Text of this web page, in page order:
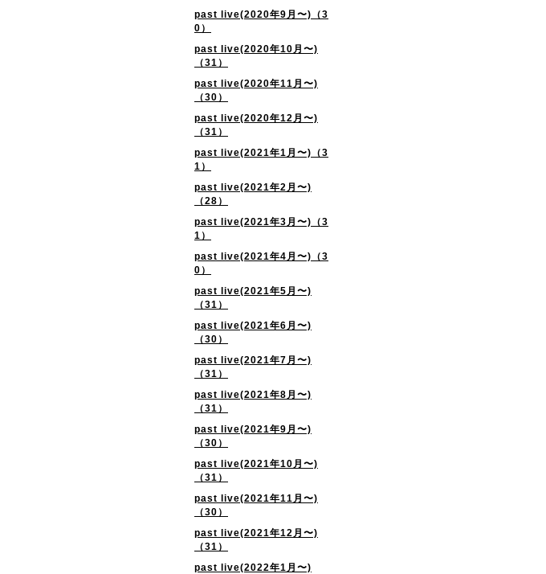
past live(2020年9月〜)（3
0）
past live(2020年10月〜)
（31）
past live(2020年11月〜)
（30）
past live(2020年12月〜)
（31）
past live(2021年1月〜)（3
1）
past live(2021年2月〜)
（28）
past live(2021年3月〜)（3
1）
past live(2021年4月〜)（3
0）
past live(2021年5月〜)
（31）
past live(2021年6月〜)
（30）
past live(2021年7月〜)
（31）
past live(2021年8月〜)
（31）
past live(2021年9月〜)
（30）
past live(2021年10月〜)
（31）
past live(2021年11月〜)
（30）
past live(2021年12月〜)
（31）
past live(2022年1月〜)